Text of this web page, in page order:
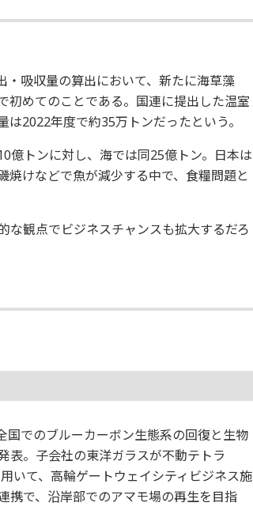
吸収量の算出において、新たに海草藻
初めてのことである。国連に提出した温室
2022年度で約35万トンだったという。
億トンに対し、海では同25億トン。日本は
けなどで魚が減少する中で、食糧問題と
な観点でビジネスチャンスも拡大するだろ
でのブルーカーボン生態系の回復と生物
表。子会社の東洋ガラスが不動テトラ
いて、高輪ゲートウェイシティビジネス施
携で、沿岸部でのアマモ場の再生を目指